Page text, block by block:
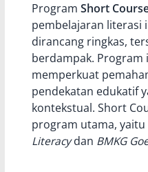
Program Short
pembelajaran literasi
dirancang ringkas,
berdampak.
memperkuat
pendekatan edukatif
kontekstual. Short
program utama, yaitu
Literacydan BMKG